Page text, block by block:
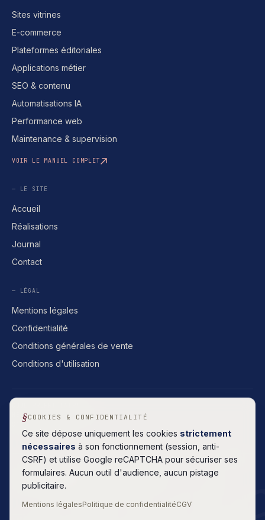
Sites vitrines
E-commerce
Plateformes éditoriales
Applications métier
SEO & contenu
Automatisations IA
Performance web
Maintenance & supervision
VOIR LE MANUEL COMPLET
— LE SITE
Accueil
Réalisations
Journal
Contact
— LÉGAL
Mentions légales
Confidentialité
Conditions générales de vente
Conditions d'utilisation
HÉBERGEMENT FRANÇAIS
5.0 Lire
COOKIES & CONFIDENTIALITÉ
Ce site dépose uniquement les cookies strictement
nécessaires à son fonctionnement (session, anti-
CSRF) et utilise Google reCAPTCHA pour sécuriser ses
formulaires. Aucun outil d'audience, aucun pistage
publicitaire.
Mentions légalesPolitique de confidentialitéCGV